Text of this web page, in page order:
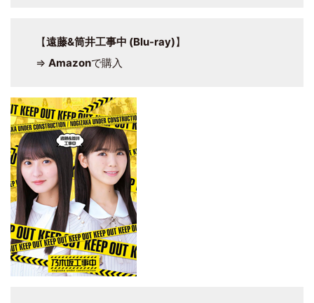
【遠藤&筒井工事中 (Blu-ray)】
⇒ Amazonで購入